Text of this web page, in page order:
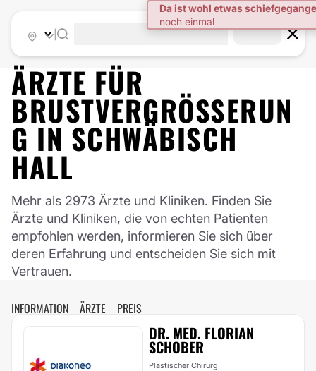
ÄRZTE FÜR
BRUSTVERGRÖSSERUNG
IN SCHWÄBISCH
HALL
Mehr als 2973 Ärzte und Kliniken. Finden Sie
Ärzte und Kliniken, die von echten Patienten
empfohlen werden, informieren Sie sich über
deren Erfahrung und entscheiden Sie sich mit
Vertrauen.
INFORMATION ÄRZTE PREIS
DR. MED. FLORIAN
SCHOBER
Plastischer Chirurg